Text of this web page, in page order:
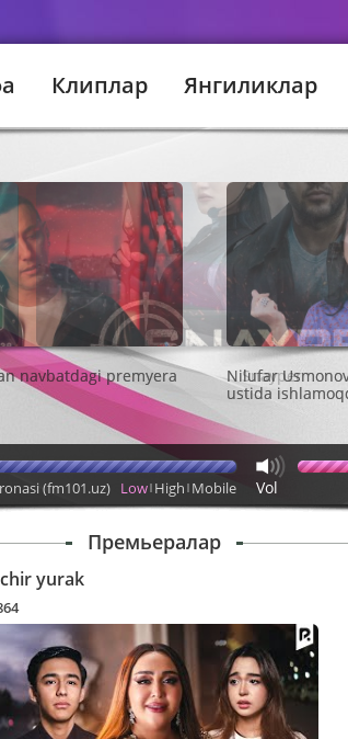
Клиплар Янгиликлар
Snayper
Low High Mobile
(fm101.uz) Vol
Премьералар
yurak